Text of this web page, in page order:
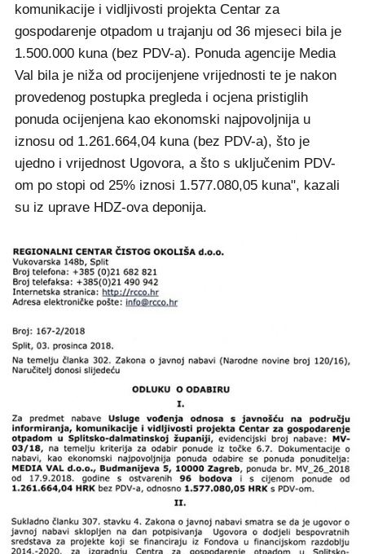
komunikacije i vidljivosti projekta Centar za
gospodarenje otpadom u trajanju od 36 mjeseci bila je
1.500.000 kuna (bez PDV-a). Ponuda agencije Media
Val bila je niža od procijenjene vrijednosti te je nakon
provedenog postupka pregleda i ocjena pristiglih
ponuda ocijenjena kao ekonomski najpovoljnija u
iznosu od 1.261.664,04 kuna (bez PDV-a), što je
ujedno i vrijednost Ugovora, a što s uključenim PDV-
om po stopi od 25% iznosi 1.577.080,05 kuna", kazali
su iz uprave HDZ-ova deponija.